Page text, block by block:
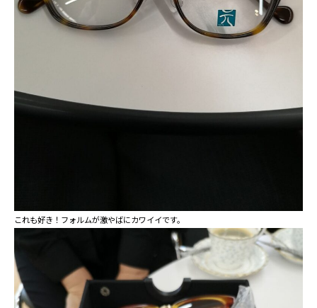
これも好き！フォルムが激やばにカワイイです。